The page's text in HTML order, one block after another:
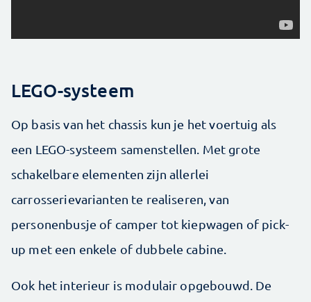
LEGO-systeem
Op basis van het chassis kun je het voertuig als
een LEGO-systeem samenstellen. Met grote
schakelbare elementen zijn allerlei
carrosserievarianten te realiseren, van
personenbusje of camper tot kiepwagen of pick-
up met een enkele of dubbele cabine.
Ook het interieur is modulair opgebouwd. De